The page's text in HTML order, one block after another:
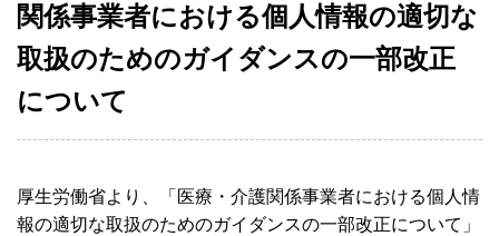
関係事業者における個人情報の適切な
取扱のためのガイダンスの一部改正
について
厚生労働省より、「医療・介護関係事業者における個人情
報の適切な取扱のためのガイダンスの一部改正について」